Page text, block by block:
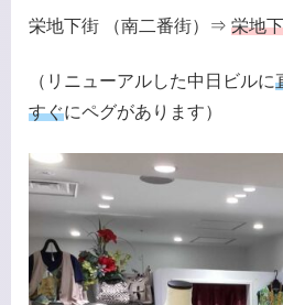
栄地下街 （南二番街）⇒ 栄地
（リニューアルした中日ビルに
すぐにペグがあります）